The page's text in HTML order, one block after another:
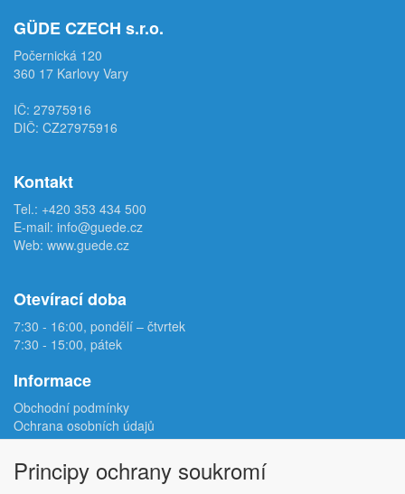
GÜDE CZECH s.r.o.
Počernická 120
360 17 Karlovy Vary
IČ: 27975916
DIČ: CZ27975916
Kontakt
Tel.: +420 353 434 500
E-mail: info@guede.cz
Web: www.guede.cz
Otevírací doba
7:30 - 16:00, pondělí – čtvrtek
7:30 - 15:00, pátek
Informace
Obchodní podmínky
Ochrana osobních údajů
Reklamační protokol
Odstoupení od smlouvy
Podmínky užití e-shopu
Principy ochrany soukromí